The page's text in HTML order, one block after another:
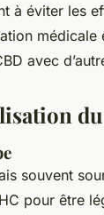
à éviter les
avec
souvent
pour être